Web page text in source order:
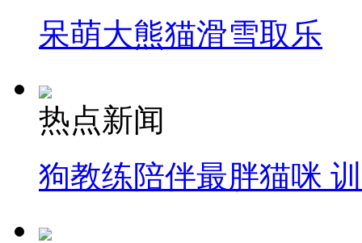
呆萌大熊猫滑雪取乐
热点新闻
狗教练陪伴最胖猫咪